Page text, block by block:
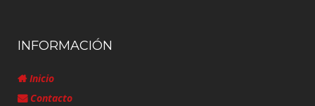
INFORMACIÓN
Inicio
Contacto